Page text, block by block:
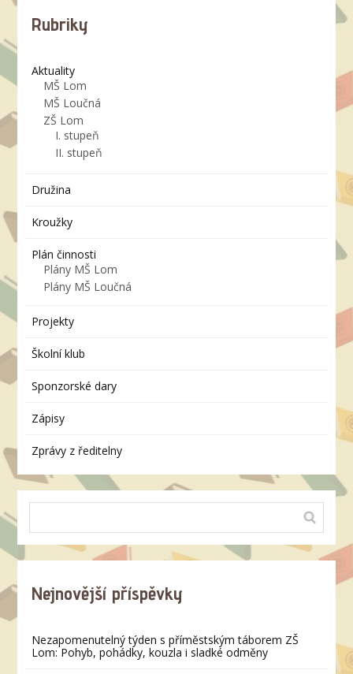
Rubriky
Aktuality
MŠ Lom
MŠ Loučná
ZŠ Lom
I. stupeň
II. stupeň
Družina
Kroužky
Plán činnosti
Plány MŠ Lom
Plány MŠ Loučná
Projekty
Školní klub
Sponzorské dary
Zápisy
Zprávy z ředitelny
Nejnovější příspěvky
Nezapomenutelný týden s příměstským táborem ZŠ
Lom: Pohyb, pohádky, kouzla i sladké odměny